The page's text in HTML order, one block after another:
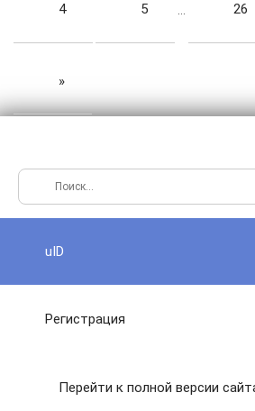
4 5 … 26
»
uID
Регистрация
Перейти к полной версии